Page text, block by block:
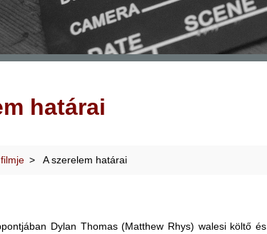
határai
A szerelem határai
Dylan Thomas (Matthew Rhys) walesi költő